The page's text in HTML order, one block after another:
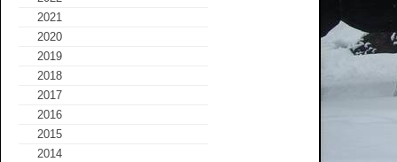
2021
2020
2019
2018
2017
2016
2015
2014